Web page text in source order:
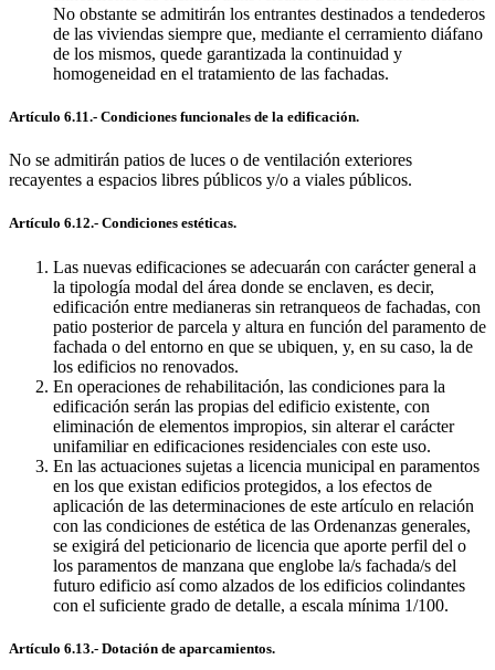
No obstante se admitirán los entrantes destinados a tendederos
de las viviendas siempre que, mediante el cerramiento diáfano
de los mismos, quede garantizada la continuidad y
homogeneidad en el tratamiento de las fachadas.
Artículo 6.11.- Condiciones funcionales de la edificación.
No se admitirán patios de luces o de ventilación exteriores
recayentes a espacios libres públicos y/o a viales públicos.
Artículo 6.12.- Condiciones estéticas.
Las nuevas edificaciones se adecuarán con carácter general a
la tipología modal del área donde se enclaven, es decir,
edificación entre medianeras sin retranqueos de fachadas, con
patio posterior de parcela y altura en función del paramento de
fachada o del entorno en que se ubiquen, y, en su caso, la de
los edificios no renovados.
En operaciones de rehabilitación, las condiciones para la
edificación serán las propias del edificio existente, con
eliminación de elementos impropios, sin alterar el carácter
unifamiliar en edificaciones residenciales con este uso.
En las actuaciones sujetas a licencia municipal en paramentos
en los que existan edificios protegidos, a los efectos de
aplicación de las determinaciones de este artículo en relación
con las condiciones de estética de las Ordenanzas generales,
se exigirá del peticionario de licencia que aporte perfil del o
los paramentos de manzana que englobe la/s fachada/s del
futuro edificio así como alzados de los edificios colindantes
con el suficiente grado de detalle, a escala mínima 1/100.
Artículo 6.13.- Dotación de aparcamientos.